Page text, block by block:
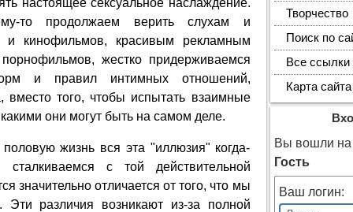
настоящее сексуальное наслаждение.
то продолжаем верить слухам и
и кинофильмов, красивым рекламным
жестко придерживаемся
и правил интимных отношений,
того, чтобы испытать взаимные
они могут быть на самом деле.
жизнь вся эта "иллюзия" когда-
с той действительной
значительно отличается от того, что мы
Эти различия возникают из-за полной
Творчество
Поиск по
Все ссылки
Карта сайта
Вы вошли на
Гость
Ваш логин: